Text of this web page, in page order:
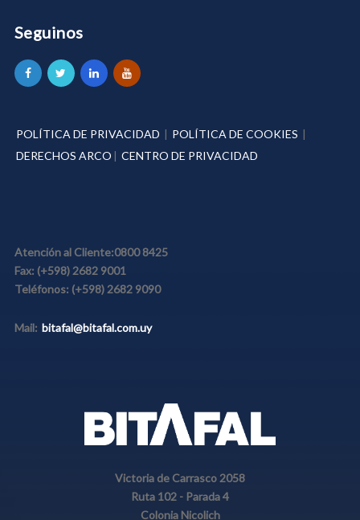
Seguinos
POLÍTICA DE PRIVACIDAD | POLÍTICA DE COOKIES |
DERECHOS ARCO | CENTRO DE PRIVACIDAD
Atención al Cliente:0800 8425
Fax: (+598) 2682 9001
Teléfonos: (+598) 2682 9090
Mail: bitafal@bitafal.com.uy
Victoria de Carrasco 2058
Ruta 102 - Parada 4
Colonia Nicolich